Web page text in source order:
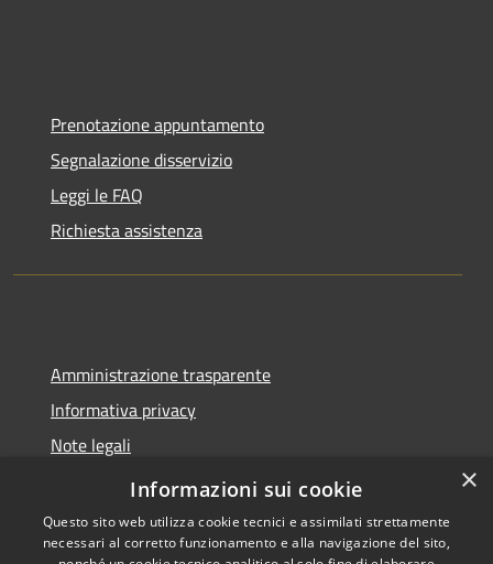
Prenotazione appuntamento
Segnalazione disservizio
Leggi le FAQ
Richiesta assistenza
Amministrazione trasparente
Informativa privacy
Note legali
Dichiarazione di accessibilità
×
Informazioni sui cookie
Questo sito web utilizza cookie tecnici e assimilati strettamente
necessari al corretto funzionamento e alla navigazione del sito,